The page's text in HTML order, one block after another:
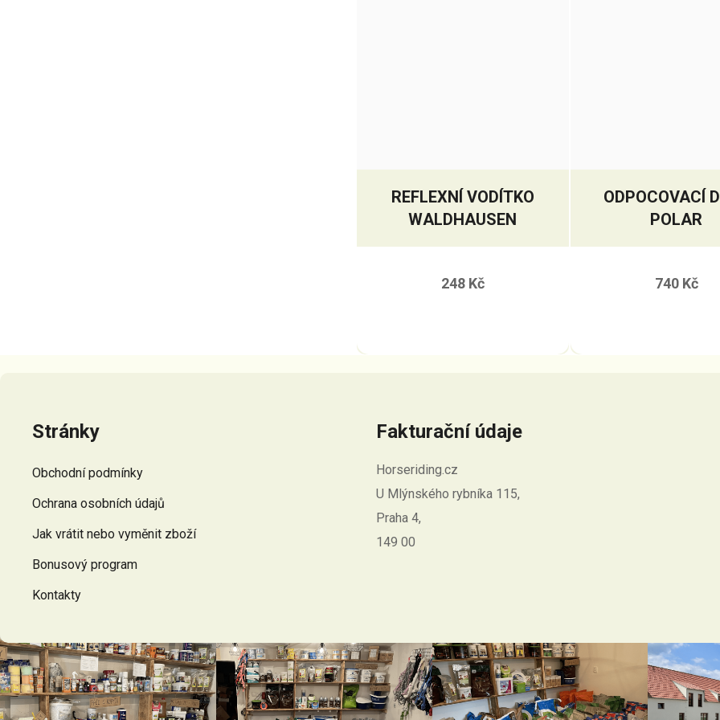
REFLEXNÍ VODÍTKO
WALDHAUSEN
248 Kč
ODPOCOVACÍ
POLAR
740 Kč
Stránky
Obchodní podmínky
Ochrana osobních údajů
Jak vrátit nebo vyměnit zboží
Bonusový program
Kontakty
Fakturační údaje
Horseriding.cz
U Mlýnského rybníka 115,
Praha 4,
149 00